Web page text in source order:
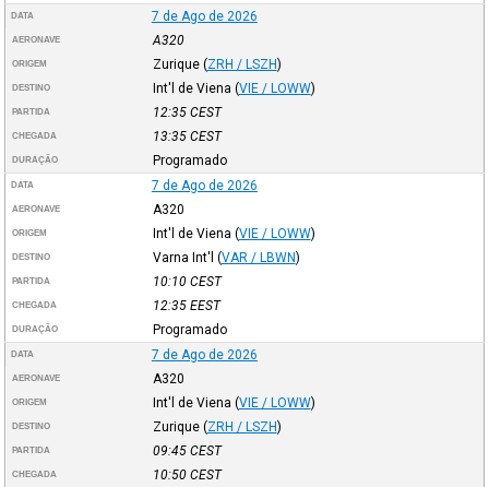
DATA 7 de Ago de 2026
AERONAVE A320
ORIGEM Zurique (ZRH / LSZH)
DESTINO Int'l de Viena (VIE / LOWW)
PARTIDA 12:35 CEST
CHEGADA 13:35 CEST
DURAÇÃO Programado
DATA 7 de Ago de 2026
AERONAVE A320
ORIGEM Int'l de Viena (VIE / LOWW)
DESTINO Varna Int'l (VAR / LBWN)
PARTIDA 10:10 CEST
CHEGADA 12:35 EEST
DURAÇÃO Programado
DATA 7 de Ago de 2026
AERONAVE A320
ORIGEM Int'l de Viena (VIE / LOWW)
DESTINO Zurique (ZRH / LSZH)
PARTIDA 09:45 CEST
CHEGADA 10:50 CEST